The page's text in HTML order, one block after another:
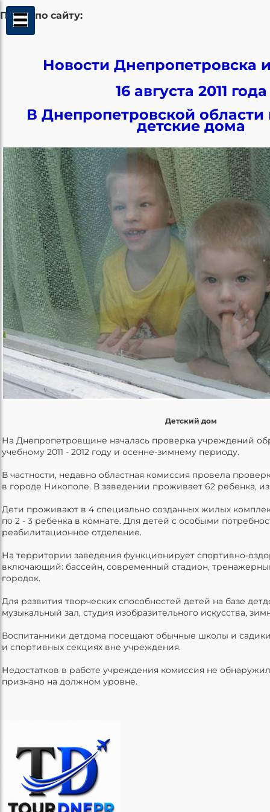
Поиск по сайту:
Новости Днепропетровска
16 августа 2011 года
В Днепропетровской
детские дома
Детский дом
На Днепропетровщине началась проверка учреждений
учебному 2011 - 2012 году и осенне-зимнему периоду.
В частности, недавно областная комиссия провела
в городе Никополе. В заведении проживает 62 ребенка,
Дети проживают в 4 специально созданных жилых
по 2 - 3 ребенка в комнате. Для детей с особыми
реабилитационное отделение.
На территории заведения функционирует спортивно-
включающий: бассейн, современный стадион,
городок.
Для развития творческих способностей детей на базе
музыкальный зал, студия изобразительного искусства,
Воспитанники детдома посещают обычные школы и
и спортивных секциях вне учреждения.
Недостатков в работе учреждения комиссия не
признано на должном уровне.